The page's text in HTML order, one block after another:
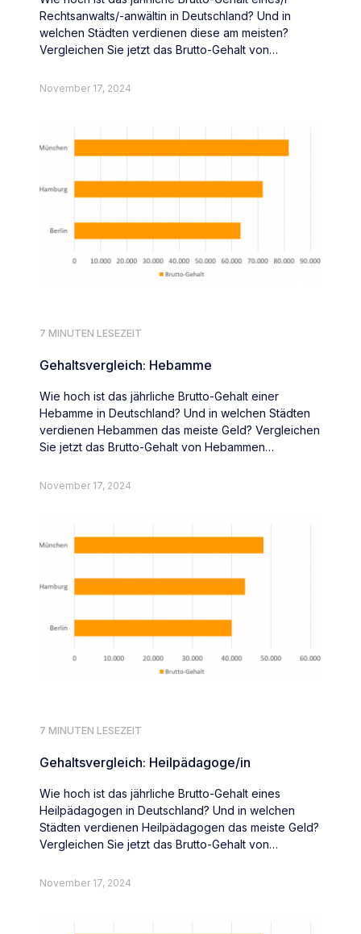
Rechtsanwalts/-anwältin in Deutschland? Und in
welchen Städten verdienen diese am meisten?
Vergleichen Sie jetzt das Brutto-Gehalt von
November 17, 2024
7 MINUTEN LESEZEIT
Gehaltsvergleich: Hebamme
Wie hoch ist das jährliche Brutto-Gehalt einer
Hebamme in Deutschland? Und in welchen Städten
verdienen Hebammen das meiste Geld? Vergleichen
Sie jetzt das Brutto-Gehalt von Hebammen
November 17, 2024
7 MINUTEN LESEZEIT
Gehaltsvergleich: Heilpädagoge/in
Wie hoch ist das jährliche Brutto-Gehalt eines
Heilpädagogen in Deutschland? Und in welchen
Städten verdienen Heilpädagogen das meiste Geld?
Vergleichen Sie jetzt das Brutto-Gehalt von
November 17, 2024